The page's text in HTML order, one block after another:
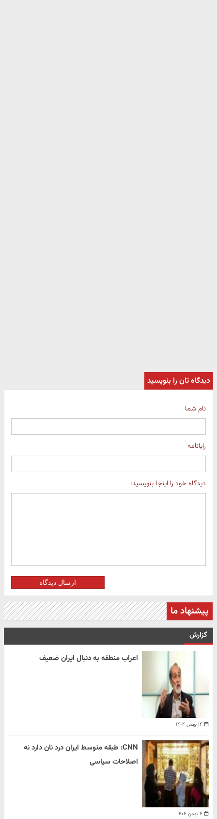
دیدگاه تان را بنویسید
نام شما
رایانامه
دیدگاه خود را اینجا بنویسید:
ارسال دیدگاه
پیشنهاد ما
گزارش
۱۴ بهمن ۱۴۰۴
اعراب منطقه به دنبال ایران ضعیف
۴ بهمن ۱۴۰۴
CNN: طبقه متوسط ایران درد نان دارد نه
اصلاحات سیاسی